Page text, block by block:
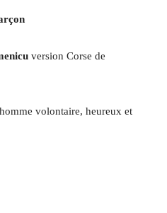
version Corse de
volontaire, heureux et